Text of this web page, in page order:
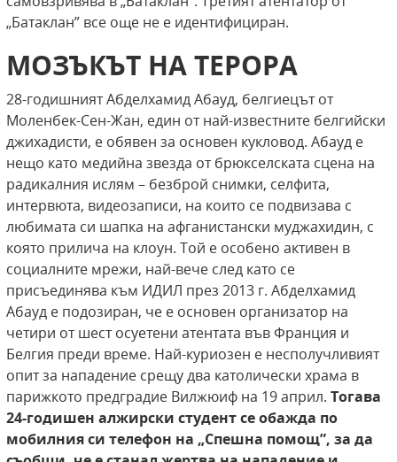
„Батаклан” все още не е идентифициран.
МОЗЪКЪТ НА ТЕРОРА
28-годишният Абделхамид Абауд, белгиецът от
Моленбек-Сен-Жан, един от най-известните белгийски
джихадисти, е обявен за основен кукловод. Абауд е
нещо като медийна звезда от брюкселската сцена на
радикалния ислям – безброй снимки, селфита,
интервюта, видеозаписи, на които се подвизава с
любимата си шапка на афганистански муджахидин, с
която прилича на клоун. Той е особено активен в
социалните мрежи, най-вече след като се
присъединява към ИДИЛ през 2013 г. Абделхамид
Абауд е подозиран, че е основен организатор на
четири от шест осуетени атентата във Франция и
Белгия преди време. Най-куриозен е несполучливият
опит за нападение срещу два католически храма в
парижкото предградие Вилжюиф на 19 април. Тогава
24-годишен алжирски студент сеобажда по
мобилния си телефон на „Спешна помощ”, за да